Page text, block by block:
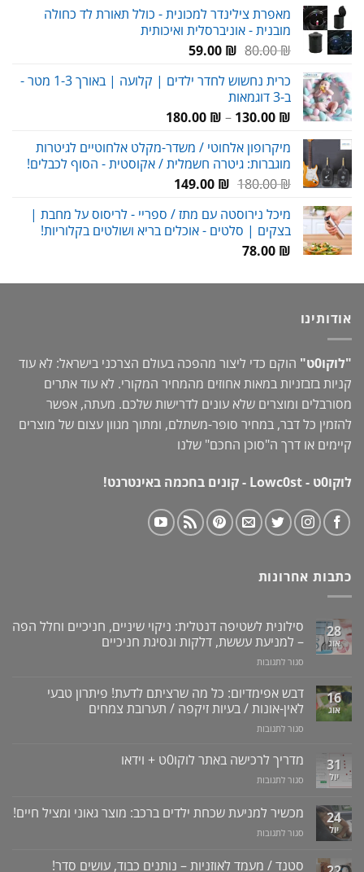
עד
מאפרת צילינדר למכונית - כולל תאורת לד כחולה
מובנית - אוניברסלית ואיכותית
80.00₪
המחיר
היה:
80.00 ₪.
59.00 ₪
המחיר
הוא:
כרית נחשוש לחדר ילדים | קלועה | באורך 1-3 מטר -
ב-3 דוגמאות
130.00 ₪
–
180.00 ₪
עד
מיקרופון אלחוטי / משדר-מקלט אלחוטיים לגיטרות
מוגברות: גיטרה חשמלית / אקוסטית - הסוף לכבלים!
180.00₪
המחיר
היה:
180.00 ₪.
149.00 ₪
המחיר
הוא:
149.00 ₪.
מיכל נירוסטה עם מתז / ספריי - לריסוס על מחבת |
בצקים | סלטים - אוכלים בריא ושולטים בקלוריות!
78.00 ₪
אודותינו
"לוקו0ט"
הוקם כדי ליצור מהפכה בעולם הצרכני בישראל: לא עוד
קניות בזבזניות במאות אחוזים מהמחיר המקורי. לא עוד אתרים
מסורבלים ומוצרים שלא עונים לדרישות שלכם. מעתה, אפשר
להזמין כל דבר, במחיר סופר-משתלם, ומתוך מגוון עצום של מוצרים
קיימים או דרך ה"סוכן החכם" שלנו
לוקו0ט - Lowc0st - קונים בחכמה באינטרנט!
כתבות אחרונות
28
אוג
סילונית לשטיפה דנטלית: ניקוי שיניים, חניכיים וחלל הפה
– למניעת עששת, דלקות ונסיגת חניכיים
סגור לתגובות
לשטיפה
דנטלית:
ניקוי
שיניים,
וחלל
–
עששת,
16
אוג
דבש אפימדיום: כל מה שרציתם לדעת! פיתרון טבעי
לאין-אונות / בעיות זיקפה / תערובת צמחים
סגור לתגובות
אפימדיום:
מה
לדעת!
טבעי
/
31
יול
מדריך לרכישה באתר לוקו0ט + וידאו
סגור לתגובות
לרכישה
באתר
וידאו
24
יול
מכשיר למניעת שכחת ילדים ברכב: מוצר גאוני ומציל חיים!
סגור לתגובות
למניעת
סטנד / מעמד לאוזניות – נותנים כבוד, עושים סדר!